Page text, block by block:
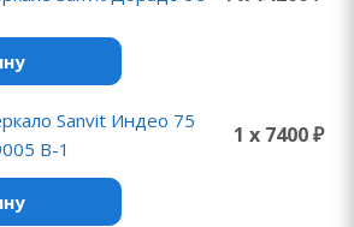
Sanvit Индео 75
B-1
1 x 7400 ₽